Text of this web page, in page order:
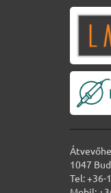
1047
Tel: +36-